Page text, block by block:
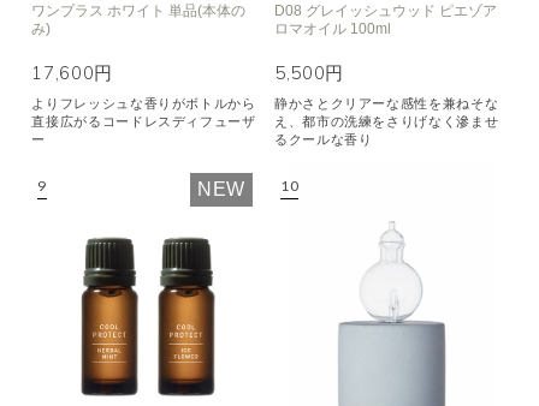
ワンプラス ホワイト 単品(本体の
み)
17,600円
よりフレッシュな香りがボトルから
直接広がるコードレスディフューザ
ー
D08 グレイッシュウッド ピエゾア
ロマオイル 100ml
5,500円
静かさとクリアーな感性を兼ねそな
え、都市の洗練をさりげなく滲ませ
るクールな香り
NEW